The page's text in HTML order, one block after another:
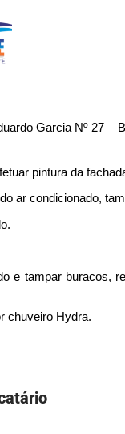
Garcia Nº 27 –
pintura da
ar condicionado,
e tampar buracos,
chuveiro Hydra.